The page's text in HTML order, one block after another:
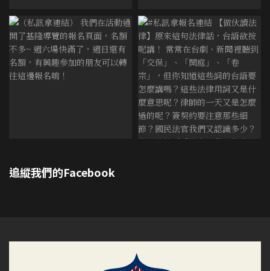
追縱我們的Facebook